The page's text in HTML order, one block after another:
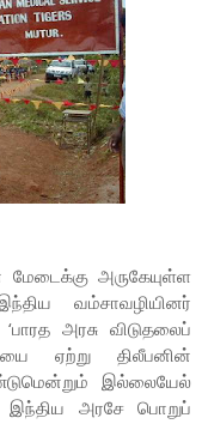
அருகேயுள்ள
வம்சாவழியினர்
அரசு விடுதலைப்
ஏற்று திலீபனின்
இல்லையேல்
இந்திய அரசே பொறுப்